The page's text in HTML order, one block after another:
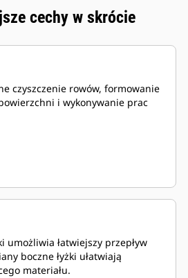
cechy w skrócie
czyszczenie rowów, formowanie
i wykonywanie prac
umożliwia łatwiejszy przepływ
boczne łyżki ułatwiają
materiału.